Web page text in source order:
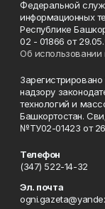
Федеральной
информационных
Республике
02 - 01866 от
Об использовании
надзору
технологий и
Башкортостан.
№ТУ02-01423 от 26
Телефон
(347) 522-14-32
Эл. почта